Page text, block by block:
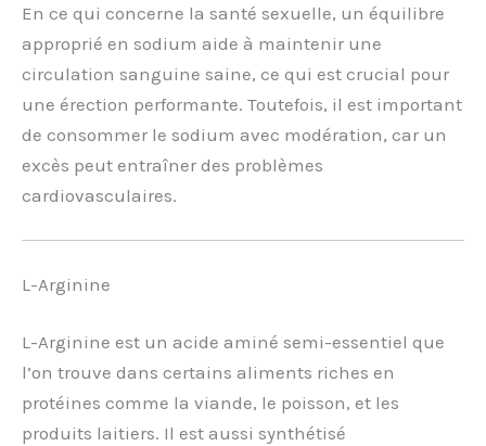
En ce qui concerne la santé sexuelle, un équilibre
approprié en sodium aide à maintenir une
circulation sanguine saine, ce qui est crucial pour
une érection performante. Toutefois, il est important
de consommer le sodium avec modération, car un
excès peut entraîner des problèmes
cardiovasculaires.
L-Arginine
L-Arginine est un acide aminé semi-essentiel que
l’on trouve dans certains aliments riches en
protéines comme la viande, le poisson, et les
produits laitiers. Il est aussi synthétisé